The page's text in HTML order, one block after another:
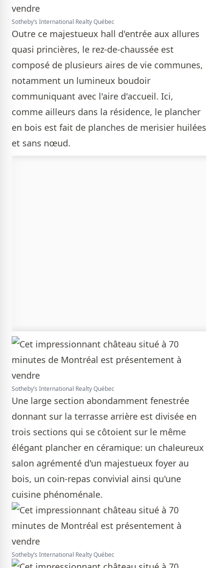
Sotheby’s International Realty Québec
Outre ce majestueux hall d'entrée aux allures
quasi princières, le rez-de-chaussée est
composé de plusieurs aires de vie communes,
notamment un lumineux boudoir
communiquant avec l'aire d'accueil. Ici,
comme ailleurs dans la résidence, le plancher
en bois est fait de planches de merisier huilées
et sans nœud.
Sotheby’s International Realty Québec
Une large section abondamment fenestrée
donnant sur la terrasse arrière est divisée en
trois sections qui se côtoient sur le même
élégant plancher en céramique: un chaleureux
salon agrémenté d'un majestueux foyer au
bois, un coin-repas convivial ainsi qu'une
cuisine phénoménale.
Sotheby’s International Realty Québec